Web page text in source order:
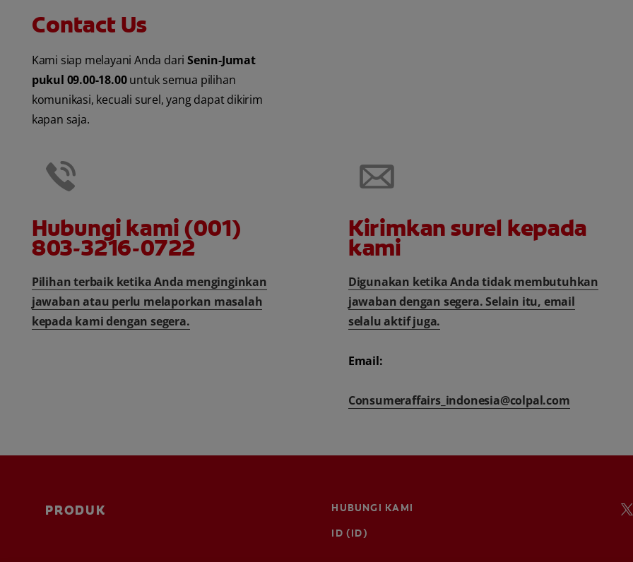
Contact Us
Kami siap melayani Anda dari Senin-Jumat
pukul 09.00-18.00untuk semua pilihan
komunikasi, kecuali surel, yang dapat dikirim
kapan saja.
Hubungi kami (001)
803-3216-0722
Pilihan terbaik ketika Anda menginginkan
jawaban atau perlu melaporkan masalah
kepada kami dengan segera.
Kirimkan surel kepada
kami
Digunakan ketika Anda tidak membutuhkan
jawaban dengan segera. Selain itu, email
selalu aktif juga.
Email:
Consumeraffairs_indonesia@colpal.com
PRODUK
HUBUNGI KAMI
ID (ID)